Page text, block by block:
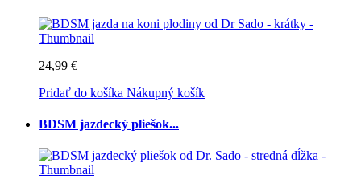
24,99 €
Pridať do košíka Nákupný košík
BDSM jazdecký pliešok...